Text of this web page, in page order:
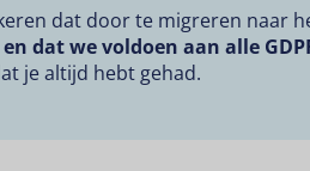
dat door te migreren naar
dat we voldoen aan alle
je altijd hebt gehad.